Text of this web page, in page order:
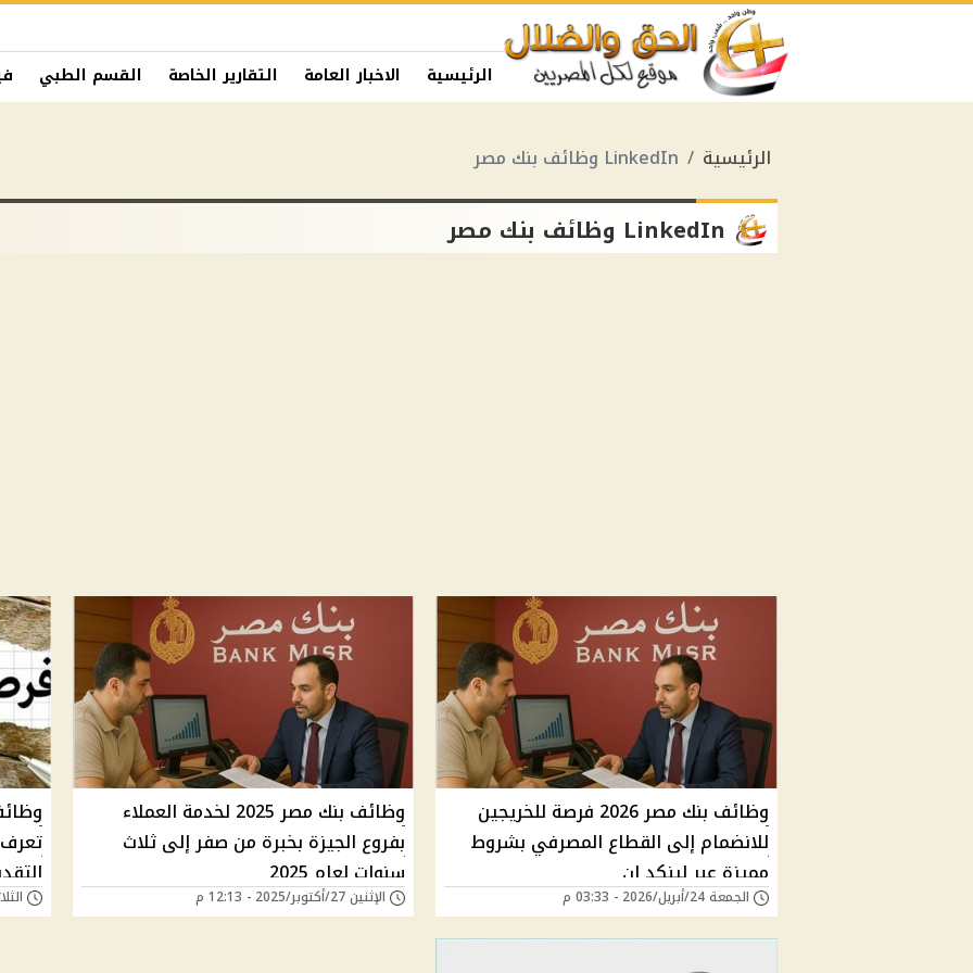
الرئيسية الاخبار العامة التقارير الخاصة القسم الطبي
الرئيسية LinkedIn وظائف بنك مصر
LinkedIn وظائف بنك مصر
وظائف بنك مصر 2026 فرصة للخريجين
للانضمام إلى القطاع المصرفي بشروط
مميزة عبر لينكد إن
الجمعة 24/أبريل/2026 - 03:33 م
وظائف بنك مصر 2025 لخدمة العملاء
بفروع الجيزة بخبرة من صفر إلى ثلاث
سنوات لعام 2025
الإثنين 27/أكتوبر/2025 - 12:13 م الثلاثاء 22/